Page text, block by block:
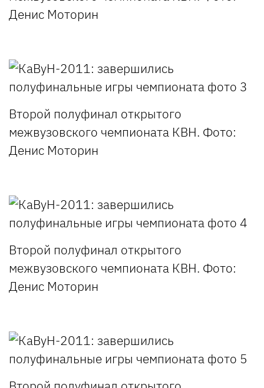
Денис Моторин
Второй полуфинал открытого
межвузовского чемпионата КВН. Фото:
Денис Моторин
Второй полуфинал открытого
межвузовского чемпионата КВН. Фото:
Денис Моторин